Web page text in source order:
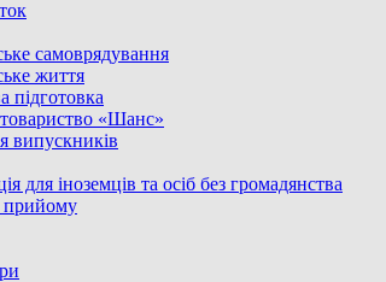
самоврядування
життя
підготовка
«Шанс»
випускників
для іноземців та осіб без громадянства
прийому